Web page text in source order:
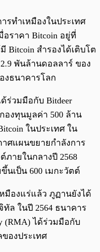
รทำเหมืองในประเทศ
อราคา Bitcoin อยู่ที่
Bitcoin สำรองได้เติบโต
พันล้านดอลลาร์ ของ
งธนาคารโลก
ร่วมมือกับ Bitdeer
กองทุนมูลค่า 500 ล้าน
ในประเทศ ใน
าศแผนขยายกำลังการ
ภายในกลางปี ​​2568
นเป็น 600 เมกะวัตต์
มืองแร่แล้ว ภูฏานยังได้
ล ในปี 2564 ธนาคาร
(RMA) ได้ร่วมมือกับ
องประเทศ